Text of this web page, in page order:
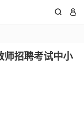
 
师招聘考试中小